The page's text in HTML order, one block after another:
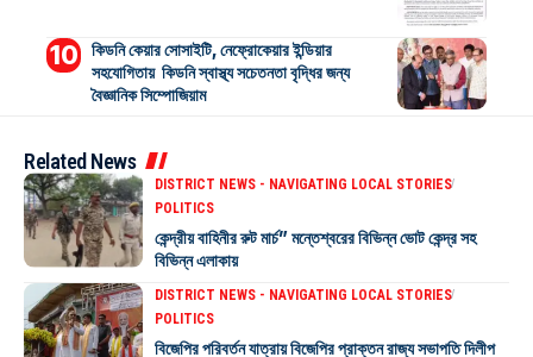
কিডনি কেয়ার সোসাইটি, নেফ্রোকেয়ার ইন্ডিয়ার
সহযোগিতায় কিডনি স্বাস্থ্য সচেতনতা বৃদ্ধির জন্য
বৈজ্ঞানিক সিম্পোজিয়াম
Related News
DISTRICT NEWS - NAVIGATING LOCAL STORIES
POLITICS
কেন্দ্রীয় বাহিনীর রুট মার্চ” মন্তেশ্বরের বিভিন্ন ভোট কেন্দ্র সহ
বিভিন্ন এলাকায়
DISTRICT NEWS - NAVIGATING LOCAL STORIES
POLITICS
বিজেপির পরিবর্তন যাত্রায় বিজেপির প্রাক্তন রাজ্য সভাপতি দিলীপ